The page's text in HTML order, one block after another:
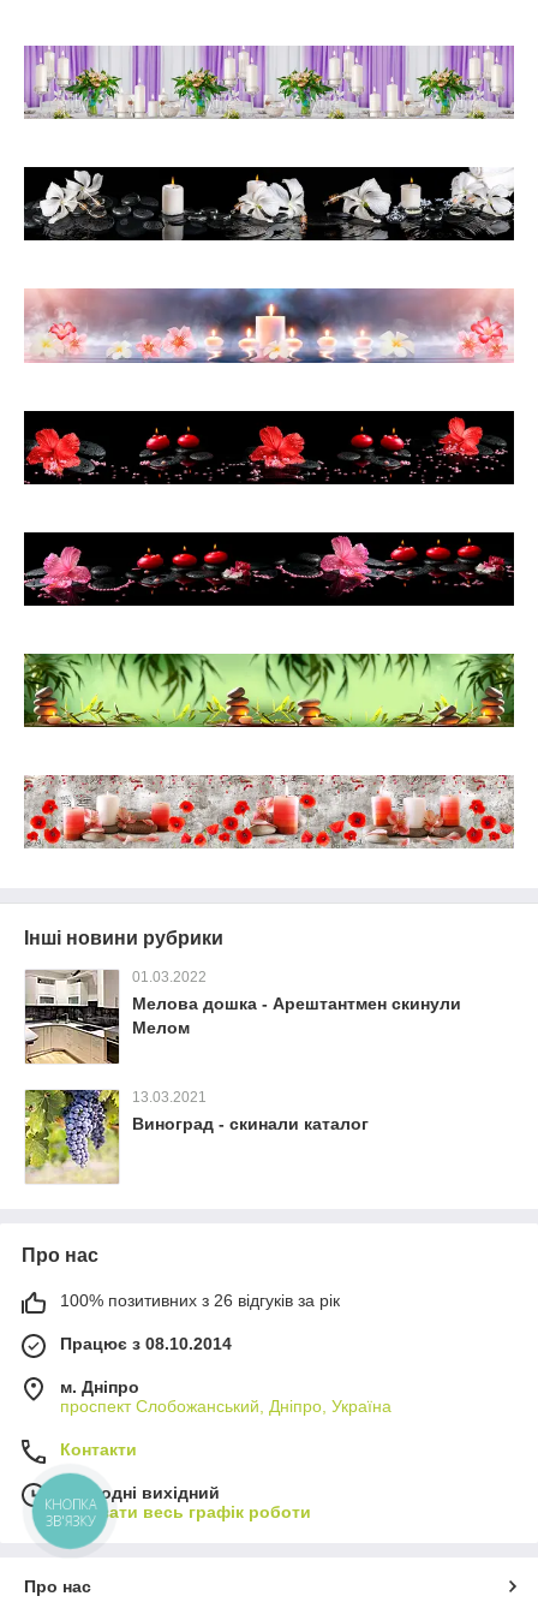
Інші новини рубрики
01.03.2022
Мелова дошка - Арештантмен скинули
Мелом
13.03.2021
Виноград - скинали каталог
Про нас
100% позитивних з 26 відгуків за рік
Працює з 08.10.2014
м. Дніпро
проспект Слобожанський, Дніпро, Україна
Контакти
Сьогодні вихідний
Показати весь графік роботи
Про нас
КНОПКА
ЗВ'ЯЗКУ